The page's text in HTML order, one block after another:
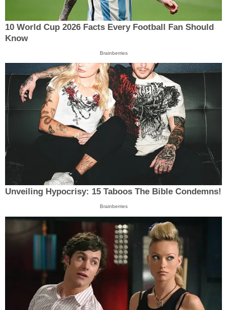
10 World Cup 2026 Facts Every Football Fan Should
Know
Brainberries
Unveiling Hypocrisy: 15 Taboos The Bible Condemns!
Brainberries